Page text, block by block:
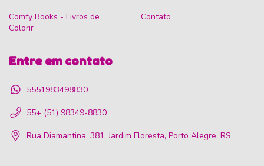
Comfy Books - Livros de
Colorir
Contato
Entre em contato
5551983498830
55+ (51) 98349-8830
Rua Diamantina, 381, Jardim Floresta, Porto Alegre, RS